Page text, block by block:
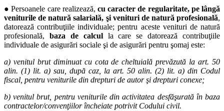
● Persoanele care realizează, cu caracter de regularitate, pe lângă
veniturile de natură salarială, şi venituri de natură profesională,
datorează contribuţiile individuale; pentru aceste venituri de natură
profesională, baza de calculla care se datorează contribuţiile
individuale de asigurări sociale şi de asigurări pentru şomaj este:
a) venitul brut diminuat cu cota de cheltuială prevăzută la art. 50
alin. (1) lit. a) sau, după caz, la art. 50 alin. (2) lit. a) din Codul
fiscal, pentru veniturile din drepturi de autor şi drepturi conexe;
b) venitul brut, pentru veniturile din activitatea desfăşurată în baza
contractelor/convenţiilor încheiate potrivit Codului civil.